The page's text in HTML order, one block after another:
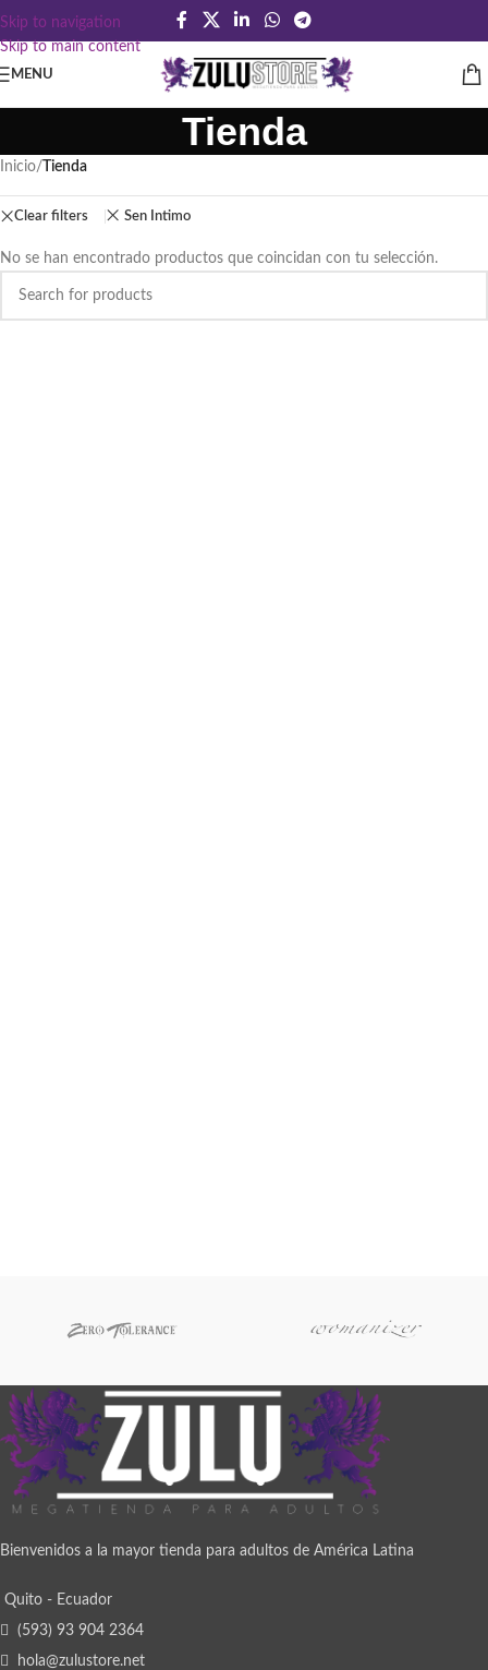
Skip to navigation
Skip to main content
MENU
Tienda
Inicio/ Tienda
Clear filters Sen Intimo
No se han encontrado productos que coincidan con tu selección.
Bienvenidos a la mayor tienda para adultos de América Latina
Quito - Ecuador
(593) 93 904 2364
hola@zulustore.net